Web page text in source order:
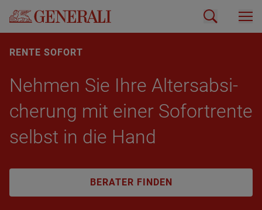
RENTE SOFORT
Neh­men Sie Ihre Al­ters­ab­si­
che­rung mit einer So­fort­ren­te
selbst in die Hand
BERATER FINDEN